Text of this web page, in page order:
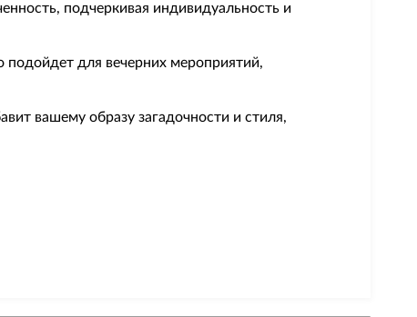
подчеркивая индивидуальность и
для вечерних мероприятий,
вашему образу загадочности и стиля,